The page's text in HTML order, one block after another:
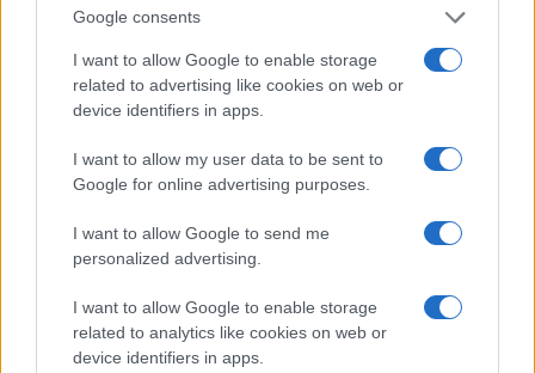
Google consents
I want to allow Google to enable storage
related to advertising like cookies on web or
device identifiers in apps.
I want to allow my user data to be sent to
Google for online advertising purposes.
I want to allow Google to send me
personalized advertising.
I want to allow Google to enable storage
related to analytics like cookies on web or
device identifiers in apps.